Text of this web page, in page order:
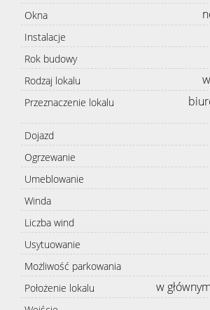
Okna
Instalacje
Rok budowy
Rodzaj lokalu
Przeznaczenie lokalu
Dojazd
Ogrzewanie
Umeblowanie
Winda
Liczba wind
Usytuowanie
Możliwość parkowania
Położenie lokalu w